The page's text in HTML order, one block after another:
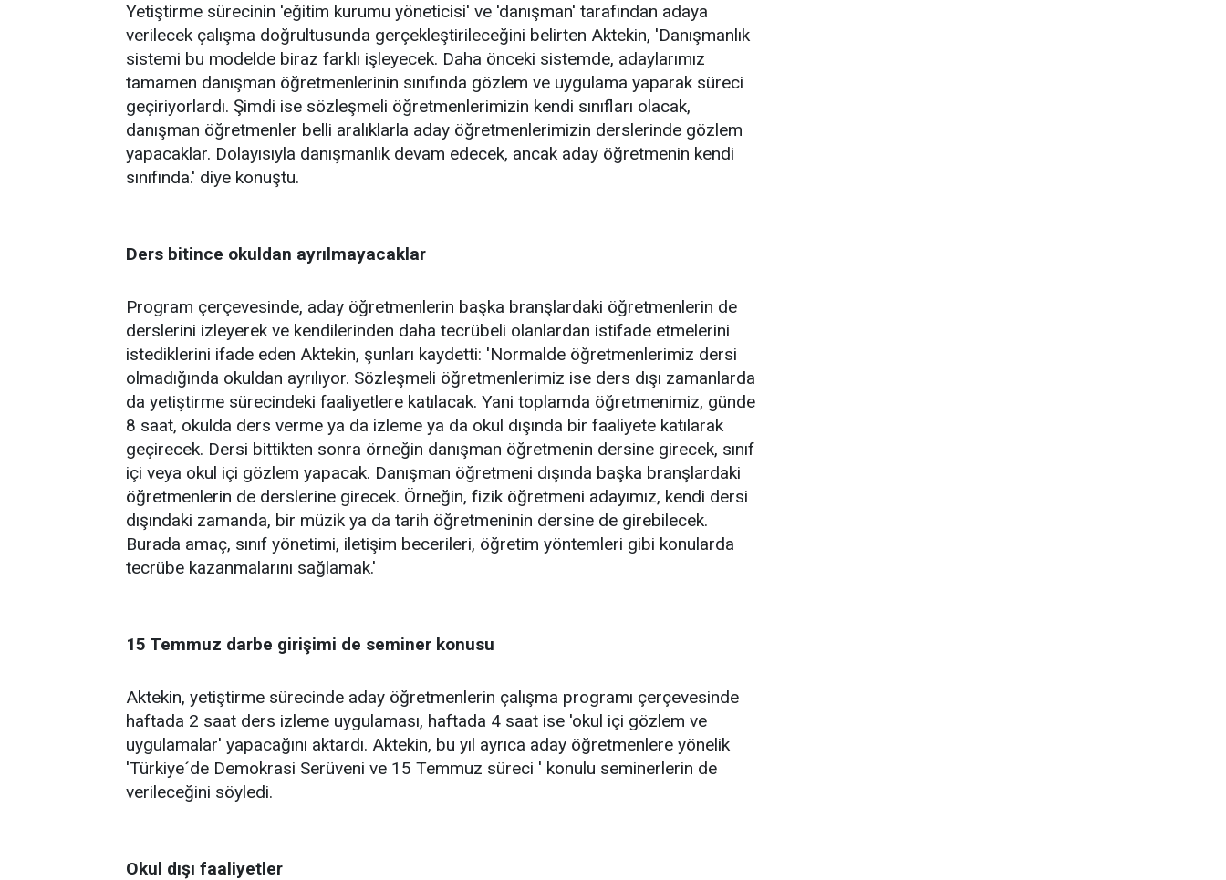
Yetiştirme sürecinin 'eğitim kurumu yöneticisi' ve 'danışman' tarafından adaya
verilecek çalışma doğrultusunda gerçekleştirileceğini belirten Aktekin, 'Danışmanlık
sistemi bu modelde biraz farklı işleyecek. Daha önceki sistemde, adaylarımız
tamamen danışman öğretmenlerinin sınıfında gözlem ve uygulama yaparak süreci
geçiriyorlardı. Şimdi ise sözleşmeli öğretmenlerimizin kendi sınıfları olacak,
danışman öğretmenler belli aralıklarla aday öğretmenlerimizin derslerinde gözlem
yapacaklar. Dolayısıyla danışmanlık devam edecek, ancak aday öğretmenin kendi
sınıfında.' diye konuştu.
Ders bitince okuldan ayrılmayacaklar
Program çerçevesinde, aday öğretmenlerin başka branşlardaki öğretmenlerin de
derslerini izleyerek ve kendilerinden daha tecrübeli olanlardan istifade etmelerini
istediklerini ifade eden Aktekin, şunları kaydetti: 'Normalde öğretmenlerimiz dersi
olmadığında okuldan ayrılıyor. Sözleşmeli öğretmenlerimiz ise ders dışı zamanlarda
da yetiştirme sürecindeki faaliyetlere katılacak. Yani toplamda öğretmenimiz, günde
8 saat, okulda ders verme ya da izleme ya da okul dışında bir faaliyete katılarak
geçirecek. Dersi bittikten sonra örneğin danışman öğretmenin dersine girecek, sınıf
içi veya okul içi gözlem yapacak. Danışman öğretmeni dışında başka branşlardaki
öğretmenlerin de derslerine girecek. Örneğin, fizik öğretmeni adayımız, kendi dersi
dışındaki zamanda, bir müzik ya da tarih öğretmeninin dersine de girebilecek.
Burada amaç, sınıf yönetimi, iletişim becerileri, öğretim yöntemleri gibi konularda
tecrübe kazanmalarını sağlamak.'
15 Temmuz darbe girişimi de seminer konusu
Aktekin, yetiştirme sürecinde aday öğretmenlerin çalışma programı çerçevesinde
haftada 2 saat ders izleme uygulaması, haftada 4 saat ise 'okul içi gözlem ve
uygulamalar' yapacağını aktardı. Aktekin, bu yıl ayrıca aday öğretmenlere yönelik
'Türkiye´de Demokrasi Serüveni ve 15 Temmuz süreci ' konulu seminerlerin de
verileceğini söyledi.
Okul dışı faaliyetler